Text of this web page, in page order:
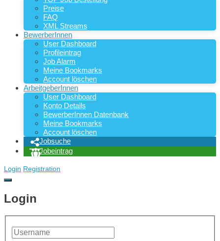
Preise
FAQ
XML Streams
BewerberInnen
User Dashboard
Profileintrag
Job Alarm
Meine Bookmarks
Account löschen
ArbeitgeberInnen
User Dashboard
Konto Details
BewerberInnen Datenbank
Meine Bookmarks
Account löschen
Jobsuche
Jobeintrag
Login Registration
Login